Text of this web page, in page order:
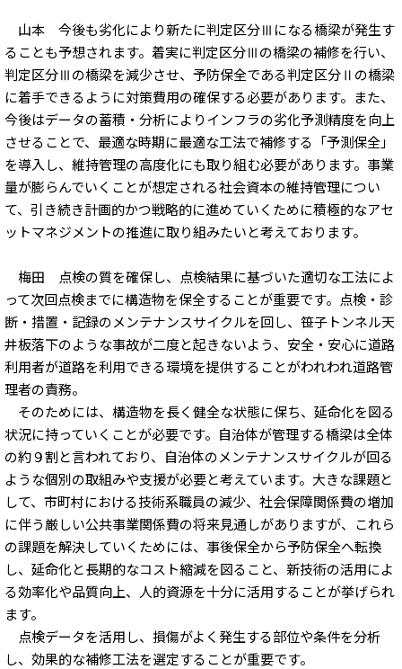
山本 今後も劣化により新たに判定区分Ⅲになる橋梁が発生す
ることも予想されます。着実に判定区分Ⅲの橋梁の補修を行い、
判定区分Ⅲの橋梁を減少させ、予防保全である判定区分Ⅱの橋梁
に着手できるように対策費用の確保する必要があります。また、
今後はデータの蓄積・分析によりインフラの劣化予測精度を向上
させることで、最適な時期に最適な工法で補修する「予測保全」
を導入し、維持管理の高度化にも取り組む必要があります。事業
量が膨らんでいくことが想定される社会資本の維持管理につい
て、引き続き計画的かつ戦略的に進めていくために積極的なアセ
ットマネジメントの推進に取り組みたいと考えております。
梅田 点検の質を確保し、点検結果に基づいた適切な工法によ
って次回点検までに構造物を保全することが重要です。点検・診
断・措置・記録のメンテナンスサイクルを回し、笹子トンネル天
井板落下のような事故が二度と起きないよう、安全・安心に道路
利用者が道路を利用できる環境を提供することがわれわれ道路管
理者の責務。
そのためには、構造物を長く健全な状態に保ち、延命化を図る
状況に持っていくことが必要です。自治体が管理する橋梁は全体
の約９割と言われており、自治体のメンテナンスサイクルが回る
ような個別の取組みや支援が必要と考えています。大きな課題と
して、市町村における技術系職員の減少、社会保障関係費の増加
に伴う厳しい公共事業関係費の将来見通しがありますが、これら
の課題を解決していくためには、事後保全から予防保全へ転換
し、延命化と長期的なコスト縮減を図ること、新技術の活用によ
る効率化や品質向上、人的資源を十分に活用することが挙げられ
ます。
点検データを活用し、損傷がよく発生する部位や条件を分析
し、効果的な補修工法を選定することが重要です。